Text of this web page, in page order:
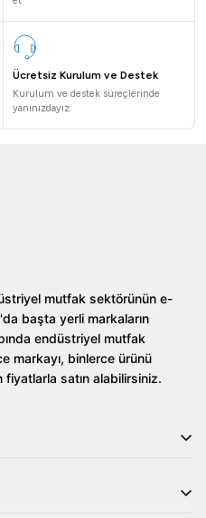
kullanılabilir?
otel mutfakları,
ihtiyacın olduğu
riski vardır?
işçiliği sayesinde
kullanıma olanak tanır.
veya web sitemizi ziyaret
Gövde 400 LT 4
profesyonel bir çözüm
Ücretsiz Kurulum ve Destek
Kurulum ve destek süreçlerinde
yanınızdayız.
mutfak sektörünün e-
başta yerli markaların
endüstriyel mutfak
markayı, binlerce ürünü
fiyatlarla satın alabilirsiniz.